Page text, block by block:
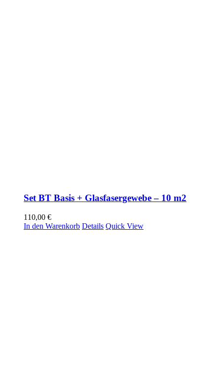
Set BT Basis + Glasfasergewebe – 10 m2
110,00 €
In den Warenkorb Details Quick View